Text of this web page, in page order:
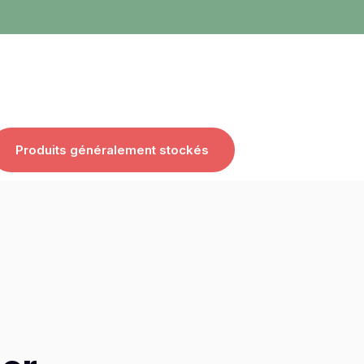
Produits généralement stockés